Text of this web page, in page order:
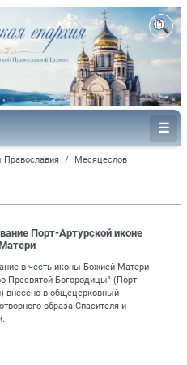
/ Месяцеслов
Порт-Артурской иконе
в честь иконы Божией Матери
Пресвятой Богородицы" (Порт-
внесено в общецерковный
образа Спасителя и